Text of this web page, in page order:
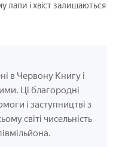
і хвіст залишаються
в Червону Книгу і
Ці благородні
і заступництві з
світі чисельність